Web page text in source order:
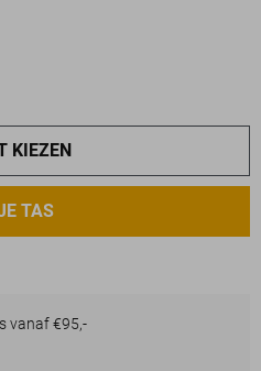
KIEZEN
TAS
vanaf €95,-